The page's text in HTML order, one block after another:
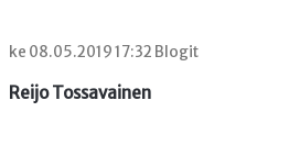
ke 08.05.2019 17:32 Blogit
Reijo Tossavainen